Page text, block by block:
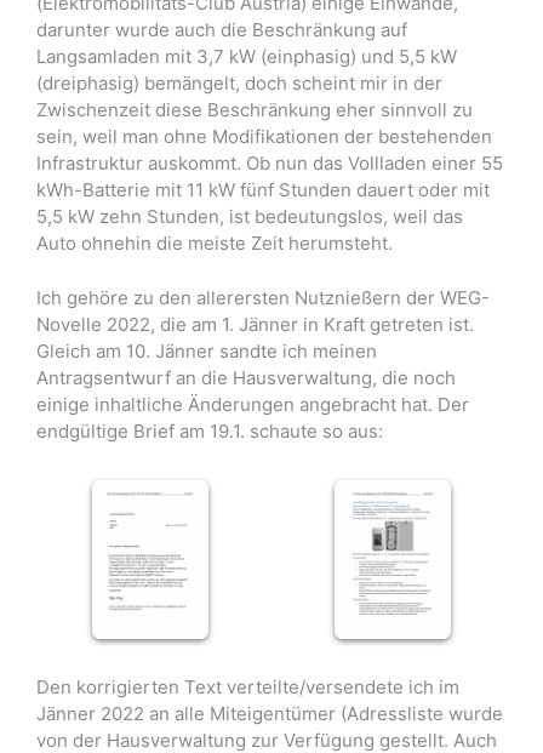
darunter wurde auch die Beschränkung auf
Langsamladen mit 3,7 kW (einphasig) und 5,5 kW
(dreiphasig) bemängelt, doch scheint mir in der
Zwischenzeit diese Beschränkung eher sinnvoll zu
sein, weil man ohne Modifikationen der bestehenden
Infrastruktur auskommt. Ob nun das Vollladen einer 55
kWh-Batterie mit 11 kW fünf Stunden dauert oder mit
5,5 kW zehn Stunden, ist bedeutungslos, weil das
Auto ohnehin die meiste Zeit herumsteht.
Ich gehöre zu den allerersten Nutznießern der WEG-
Novelle 2022, die am 1. Jänner in Kraft getreten ist.
Gleich am 10. Jänner sandte ich meinen
Antragsentwurf an die Hausverwaltung, die noch
einige inhaltliche Änderungen angebracht hat. Der
endgültige Brief am 19.1. schaute so aus:
Den korrigierten Text verteilte/versendete ich im
Jänner 2022 an alle Miteigentümer (Adressliste wurde
von der Hausverwaltung zur Verfügung gestellt. Auch